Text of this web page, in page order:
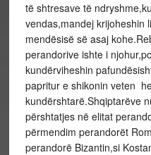
të shtresave të
vendas,mandej krijoheshin
mendësisë së asaj
perandorive ishte i
kundërviheshin
papritur e shikonin veten
kundërshtarë.Shqiptarëve
përshtatjes në elitat
përmendim perandorët
perandorë Bizantin,si